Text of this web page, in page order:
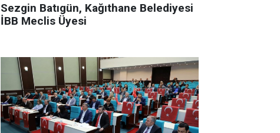
Sezgin Batıgün, Kağıthane Belediyesi
İBB Meclis Üyesi